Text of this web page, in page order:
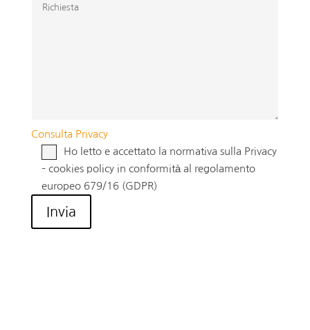
Consulta Privacy
Ho letto e accettato la normativa sulla Privacy
– cookies policy in conformità al regolamento
europeo 679/16 (GDPR)
Invia